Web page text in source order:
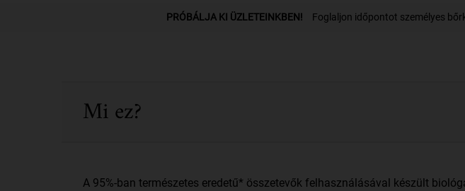
PRÓBÁLJA KI ÜZLETEINKBEN! Foglaljon időpontot személyes
Mi ez?
A 95%-ban természetes eredetű* összetevők felhasználásával készült